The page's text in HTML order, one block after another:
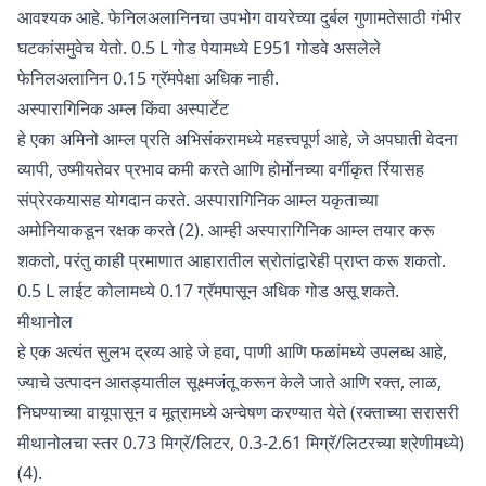
आवश्यक आहे. फेनिलअलानिनचा उपभोग वायरेच्या दुर्बल गुणामतेसाठी गंभीर
घटकांसमुवेच येतो. 0.5 L गोड पेयामध्ये E951 गोडवे असलेले
फेनिलअलानिन 0.15 ग्रॅमपेक्षा अधिक नाही.
अस्पारागिनिक अम्ल किंवा अस्पार्टेट
हे एका अमिनो आम्ल प्रति अभिसंकरामध्ये महत्त्वपूर्ण आहे, जे अपघाती वेदना
व्यापी, उष्मीयतेवर प्रभाव कमी करते आणि होर्मोनच्या वर्गीकृत र्रियासह
संप्रेरकयासह योगदान करते. अस्पारागिनिक आम्ल यकृताच्या
अमोनियाकडून रक्षक करते (2). आम्ही अस्पारागिनिक आम्ल तयार करू
शकतो, परंतु काही प्रमाणात आहारातील स्रोतांद्वारेही प्राप्त करू शकतो.
0.5 L लाईट कोलामध्ये 0.17 ग्रॅमपासून अधिक गोड असू शकते.
मीथानोल
हे एक अत्यंत सुलभ द्रव्य आहे जे हवा, पाणी आणि फळांमध्ये उपलब्ध आहे,
ज्याचे उत्पादन आतड्यातील सूक्ष्मजंतू करून केले जाते आणि रक्त, लाळ,
निघण्याच्या वायूपासून व मूत्रामध्ये अन्वेषण करण्यात येते (रक्ताच्या सरासरी
मीथानोलचा स्तर 0.73 मिग्रॅ/लिटर, 0.3-2.61 मिग्रॅ/लिटरच्या श्रेणीमध्ये)
(4).